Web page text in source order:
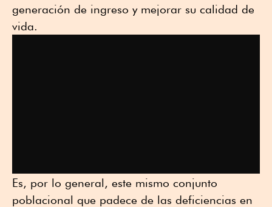
generación de ingreso y mejorar su calidad de
vida.
Es, por lo general, este mismo conjunto
poblacional que padece de las deficiencias en